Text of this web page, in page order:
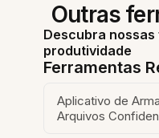
Outras
Descubra
produtividade
Ferramentas
Aplicativo de
Arquivos